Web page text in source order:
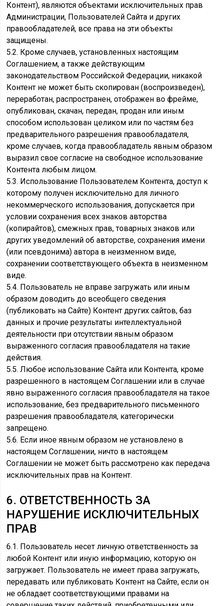
Контент), являются объектами исключительных прав
Администрации, Пользователей Сайта и других
правообладателей, все права на эти объекты
защищены.
5.2. Кроме случаев, установленных настоящим
Соглашением, а также действующим
законодательством Российской Федерации, никакой
Контент не может быть скопирован (воспроизведен),
переработан, распространен, отображен во фрейме,
опубликован, скачан, передан, продан или иным
способом использован целиком или по частям без
предварительного разрешения правообладателя,
кроме случаев, когда правообладатель явным образом
выразил свое согласие на свободное использование
Контента любым лицом.
5.3. Использование Пользователем Контента, доступ к
которому получен исключительно для личного
некоммерческого использования, допускается при
условии сохранения всех знаков авторства
(копирайтов), смежных прав, товарных знаков или
других уведомлений об авторстве, сохранения имени
(или псевдонима) автора в неизменном виде,
сохранении соответствующего объекта в неизменном
виде.
5.4. Пользователь не вправе загружать или иным
образом доводить до всеобщего сведения
(публиковать на Сайте) Контент других сайтов, баз
данных и прочие результаты интеллектуальной
деятельности при отсутствии явным образом
выраженного согласия правообладателя на такие
действия.
5.5. Любое использование Сайта или Контента, кроме
разрешенного в настоящем Соглашении или в случае
явно выраженного согласия правообладателя на такое
использование, без предварительного письменного
разрешения правообладателя, категорически
запрещено.
5.6. Если иное явным образом не установлено в
настоящем Соглашении, ничто в настоящем
Соглашении не может быть рассмотрено как передача
исключительных прав на Контент.
6. ОТВЕТСТВЕННОСТЬ ЗА
НАРУШЕНИЕ ИСКЛЮЧИТЕЛЬНЫХ
ПРАВ
6.1. Пользователь несет личную ответственность за
любой Контент или иную информацию, которую он
загружает. Пользователь не имеет права загружать,
передавать или публиковать Контент на Сайте, если он
не обладает соответствующими правами на